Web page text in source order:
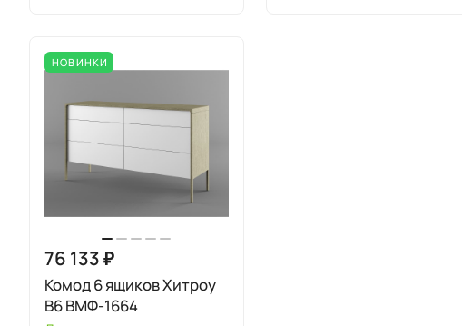
НОВИНКИ
76 133 ₽
Комод 6 ящиков Хитроу
В6 ВМФ-1664